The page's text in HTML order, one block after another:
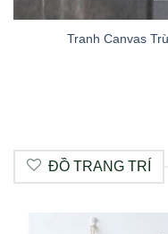
Tranh Canvas
ĐỒ TRANG TRÍ